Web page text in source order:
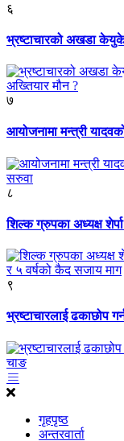
६
भ्रष्टाचारको अखडा
७
आयोजनामा मन्त्री
८
शिल्क ग्रुपका अध्यक्ष
९
भ्रष्टाचारलाई ढकाछोप
गृहपृष्ठ
अन्तरवार्ता